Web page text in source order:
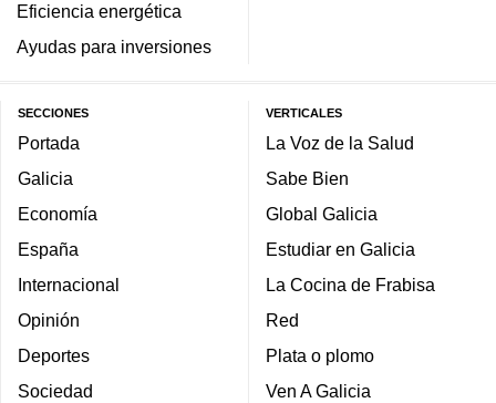
Eficiencia energética
Ayudas para inversiones
SECCIONES
Portada
Galicia
Economía
España
Internacional
Opinión
Deportes
Sociedad
VERTICALES
La Voz de la Salud
Sabe Bien
Global Galicia
Estudiar en Galicia
La Cocina de Frabisa
Red
Plata o plomo
Ven A Galicia